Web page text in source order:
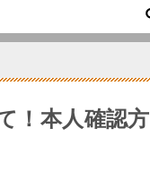
！本人確認方